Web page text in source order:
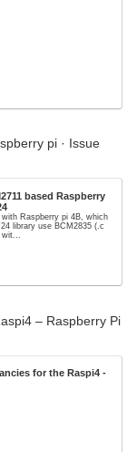
pi · Issue
based Raspberry
Raspberry pi 4B, which
library use BCM2835 (.c
– Raspberry Pi
for the Raspi4 -